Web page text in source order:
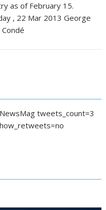
as of February 15.
, 22 Mar 2013 George
tweets_count=3